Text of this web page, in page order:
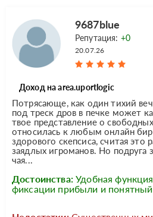
9687blue
Репутация: +0
20.07.26
Доход на area.uportlogic
Потрясающе, как один тихий
под треск дров в печке может
твое представление о
относилась к любым онлайн
здорового скепсиса, считая это
заядлых игроманов. Но подруга
чая...
Достоинства: Удобная
фиксации прибыли и